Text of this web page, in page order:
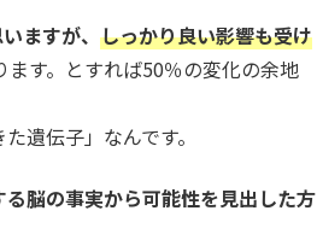
ますが、 しっかり良い影響も受け
す。とすれば50％の変化の余地
遺伝子」なんです。
る脳の事実から可能性を見出した方